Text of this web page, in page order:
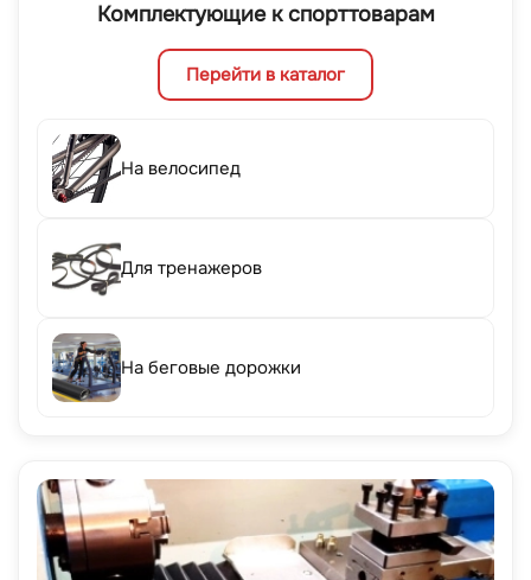
Комплектующие к спорттоварам
Перейти в каталог
На велосипед
Для тренажеров
На беговые дорожки